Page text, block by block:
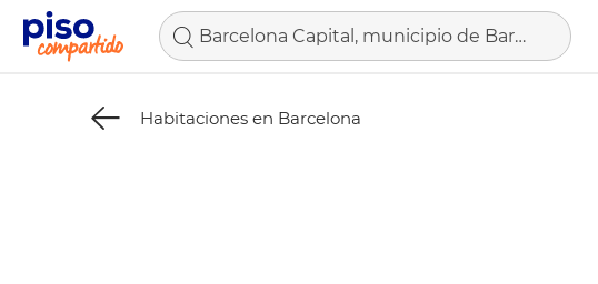
Barcelona Capital, municipio de Barcelona
Habitaciones en Barcelona